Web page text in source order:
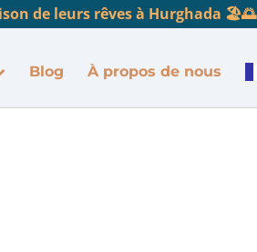
de leurs rêves à Hurghada 🏖️🌅
Blog À propos de nous